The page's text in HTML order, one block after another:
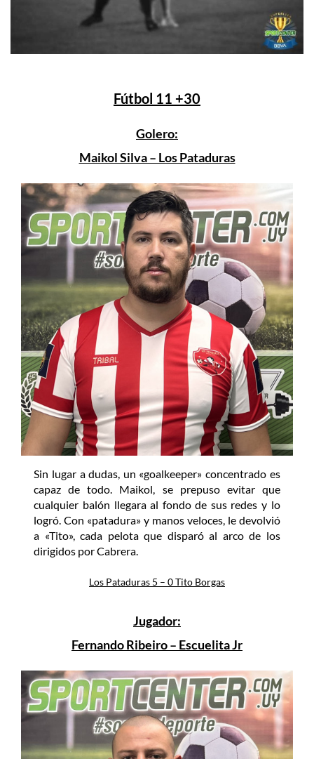
Fútbol 11 +30
Golero:
Maikol Silva – Los Pataduras
Sin lugar a dudas, un «goalkeeper» concentrado es
capaz de todo. Maikol, se prepuso evitar que
cualquier balón llegara al fondo de sus redes y lo
logró. Con «patadura» y manos veloces, le devolvió
a «Tito», cada pelota que disparó al arco de los
dirigidos por Cabrera.
Los Pataduras 5 – 0 Tito Borgas
Jugador:
Fernando Ribeiro – Escuelita Jr